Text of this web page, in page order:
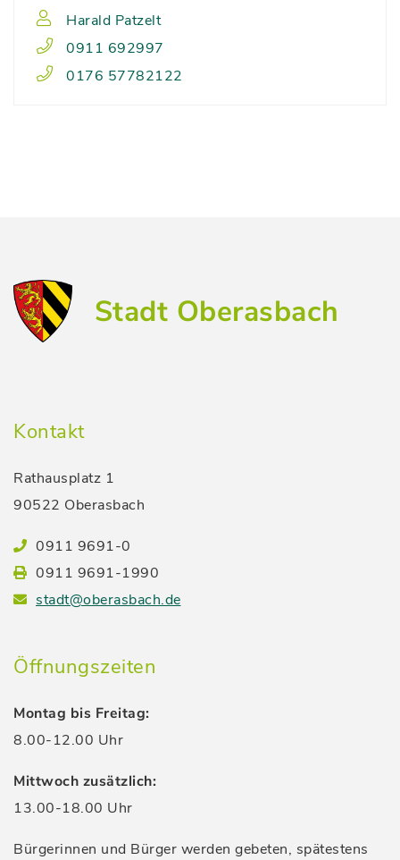
Harald Patzelt
0911 692997
0176 57782122
Stadt Oberasbach
Kontakt
Rathausplatz 1
90522 Oberasbach
0911 9691-0
0911 9691-1990
stadt@oberasbach.de
Öffnungszeiten
Montag bis Freitag:
8.00-12.00 Uhr
Mittwoch zusätzlich:
13.00-18.00 Uhr
Bürgerinnen und Bürger werden gebeten, spätestens